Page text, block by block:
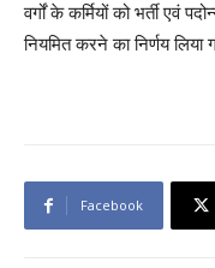
वर्गों के कर्मियों को भर्ती एवं
नियमित करने का निर्णय लिया
Facebook